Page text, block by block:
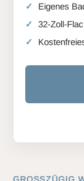
Eigenes
32-Zoll-
GROSSZÜGIG